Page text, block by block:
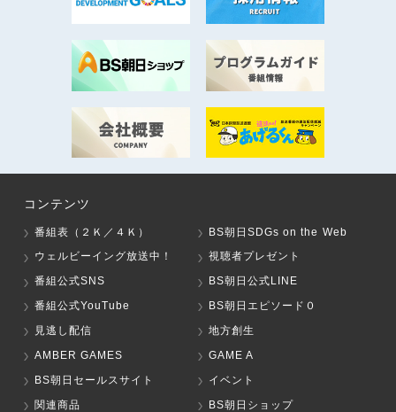
コンテンツ
番組表（２Ｋ／４Ｋ）
BS朝日SDGs on the Web
ウェルビーイング放送中！
視聴者プレゼント
番組公式SNS
BS朝日公式LINE
番組公式YouTube
BS朝日エピソード０
見逃し配信
地方創生
AMBER GAMES
GAME A
BS朝日セールスサイト
イベント
関連商品
BS朝日ショップ